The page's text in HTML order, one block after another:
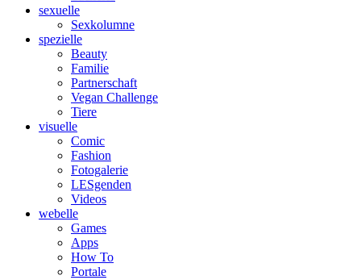
sexuelle
Sexkolumne
spezielle
Beauty
Familie
Partnerschaft
Vegan Challenge
Tiere
visuelle
Comic
Fashion
Fotogalerie
LESgenden
Videos
webelle
Games
Apps
How To
Portale